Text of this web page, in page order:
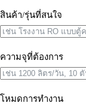
สินค้า/รุ่นที่สนใจ
ความจุที่ต้องการ
โหมดการทำงาน